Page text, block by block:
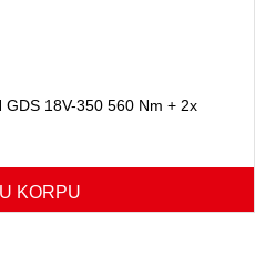
GDS 18V-350 560 Nm + 2x
KORPU